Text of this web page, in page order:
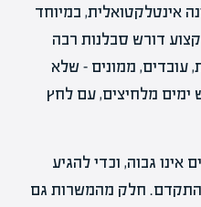
אינטלקטואלית, במיוחד
דורש סבלנות רבה
עובדים, ממונים – שלא
ימים מלחיצים, עם לחץ
גבוה, וכדי להגיע
חלק מהמשרות גם